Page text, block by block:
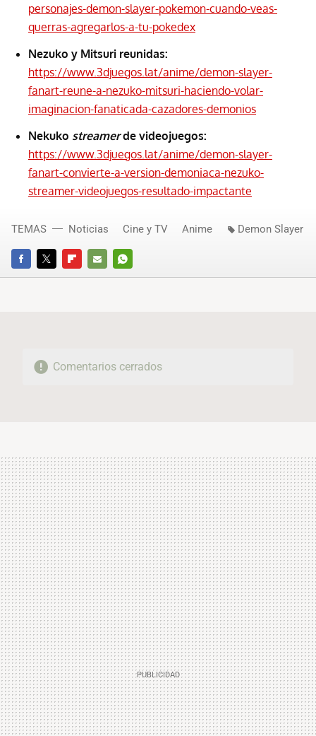
personajes-demon-slayer-pokemon-cuando-veas-
querras-agregarlos-a-tu-pokedex
Nezuko y Mitsuri reunidas:
https://www.3djuegos.lat/anime/demon-slayer-
fanart-reune-a-nezuko-mitsuri-haciendo-volar-
imaginacion-fanaticada-cazadores-demonios
Nekuko streamerde videojuegos:
https://www.3djuegos.lat/anime/demon-slayer-
fanart-convierte-a-version-demoniaca-nezuko-
streamer-videojuegos-resultado-impactante
FACEBOOKTWITTERFLIPBOARD
E-
WHATSAPP
TEMAS Noticias Cine y TV Anime Demon Slayer
Comentarios cerrados